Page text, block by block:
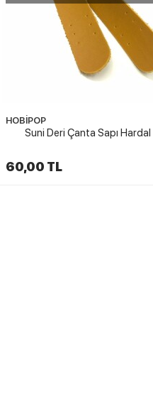
HOBİPOP
Suni Deri Çanta Sapı
60,00 TL